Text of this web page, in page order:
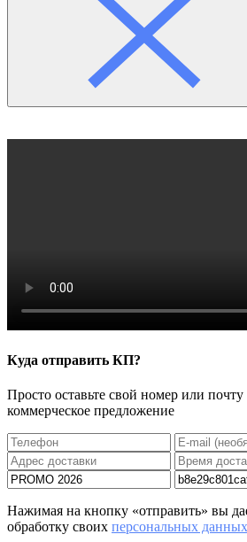
Куда отправить КП?
Просто оставьте свой номер или
коммерческое предложение
Нажимая на кнопку «отправить» вы
обработку своих персональных данных